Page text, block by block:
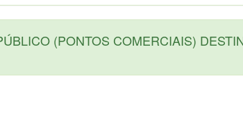
(PONTOS COMERCIAIS)